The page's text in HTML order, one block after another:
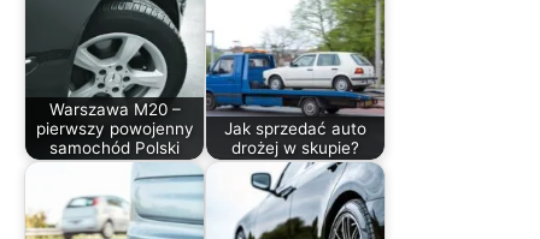
Warszawa M20 –
pierwszy powojenny
samochód Polski
Jak sprzedać auto
drożej w skupie?